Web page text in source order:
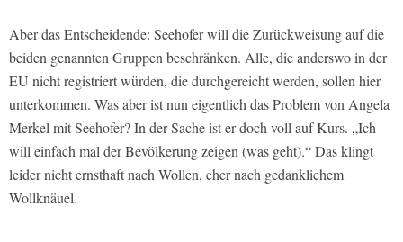
Aber das Entscheidende: Seehofer will die Zurückweisung auf die
beiden genannten Gruppen beschränken. Alle, die anderswo in der
EU nicht registriert würden, die durchgereicht werden, sollen hier
unterkommen. Was aber ist nun eigentlich das Problem von Angela
Merkel mit Seehofer? In der Sache ist er doch voll auf Kurs. „Ich
will einfach mal der Bevölkerung zeigen (was geht).“ Das klingt
leider nicht ernsthaft nach Wollen, eher nach gedanklichem
Wollknäuel.